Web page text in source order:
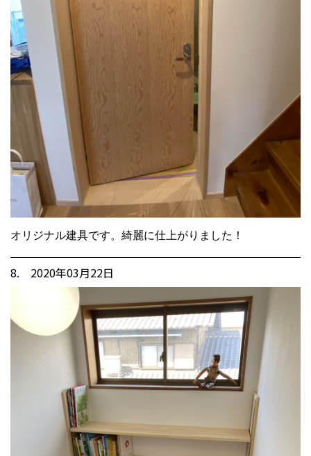
オリジナル建具です。綺麗に仕上がりました！
8. 2020年03月22日